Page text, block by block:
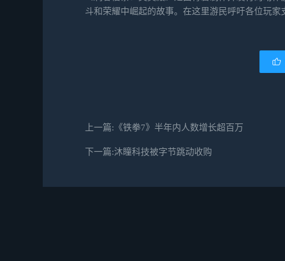
斗和荣耀中崛起的故事。在这里游民呼吁各位玩家
上一篇:《铁拳7》半年内人数增长超百万
下一篇:沐瞳科技被字节跳动收购